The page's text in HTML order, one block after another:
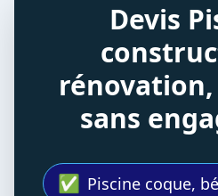
Devis
sans
✅ Piscine coque,